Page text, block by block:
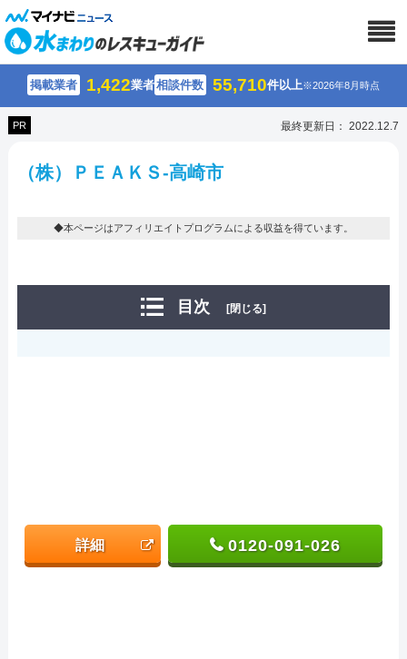
掲載業者 1,422業者相談件数 55,710件以上※2026年8月時点
PR 最終更新日： 2022.12.7
（株）ＰＥＡＫＳ-高崎市
◆本ページはアフィリエイトプログラムによる収益を得ています。
目次 [閉じる]
詳細 0120-091-026